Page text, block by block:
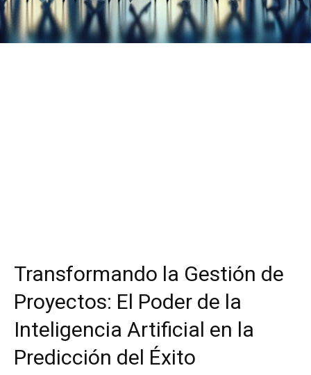
Transformando la Gestión de
Proyectos: El Poder de la
Inteligencia Artificial en la
Predicción del Éxito